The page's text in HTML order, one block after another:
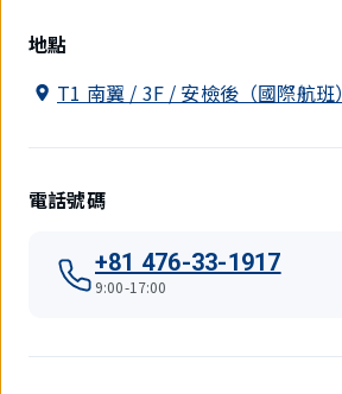
地點
T1 南翼 / 3F / 安檢後（國際航班）
電話號碼
+81 476-33-1917
9:00-17:00